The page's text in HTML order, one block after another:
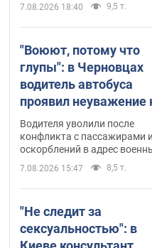
7.08.2026 18:40 9,5 т.
"Воюют, потому что
глупы": в Черновцах
водитель автобуса
проявил неуважение
украинским военным
поплатился за это.
Видео
Водителя уволили после
конфликта с пассажирами и
оскорблений в адрес
7.08.2026 15:47 8,5 т.
"Не следит за
сексуальностью": в